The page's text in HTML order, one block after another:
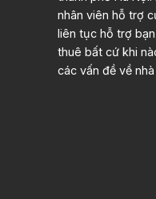
nhân viên hỗ trợ
liên tục hỗ trợ
thuê bất cứ khi
các vấn đề về